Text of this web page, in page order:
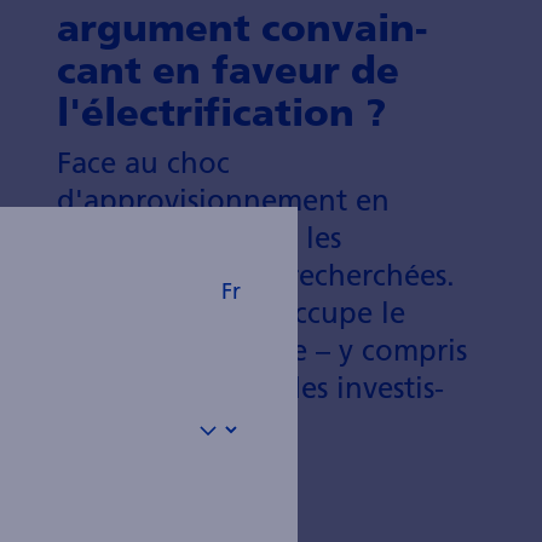
argu­ment convain­
cant en faveur de
l'élec­trif­ication ?
Face au choc
d'approvisionnement en
pétrole et en gaz, les
alternatives sont recherchées.
L'élec­trifica­tion occupe le
devant de la scène – y compris
du point de vue des investis­
Fr